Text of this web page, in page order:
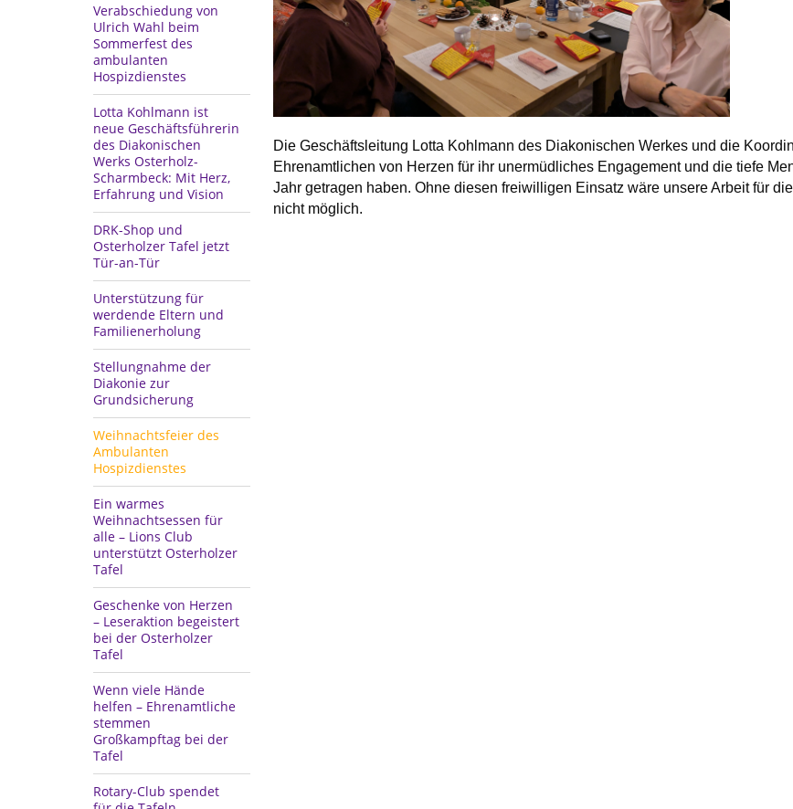
Verabschiedung von
Ulrich Wahl beim
Sommerfest des
ambulanten
Hospizdienstes
Lotta Kohlmann ist
neue Geschäftsführerin
des Diakonischen
Werks Osterholz-
Scharmbeck: Mit Herz,
Erfahrung und Vision
DRK-Shop und
Osterholzer Tafel jetzt
Tür-an-Tür
Unterstützung für
werdende Eltern und
Familienerholung
Stellungnahme der
Diakonie zur
Grundsicherung
Weihnachtsfeier des
Ambulanten
Hospizdienstes
Ein warmes
Weihnachtsessen für
alle – Lions Club
unterstützt Osterholzer
Tafel
Geschenke von Herzen
– Leseraktion begeistert
bei der Osterholzer
Tafel
Wenn viele Hände
helfen – Ehrenamtliche
stemmen
Großkampftag bei der
Tafel
Rotary-Club spendet
Die Geschäftsleitung Lotta Kohlmann des Diakonischen Werkes und die
Ehrenamtlichen von Herzen für ihr unermüdliches Engagement und die tiefe
Jahr getragen haben. Ohne diesen freiwilligen Einsatz wäre unsere Arbeit für
nicht möglich.